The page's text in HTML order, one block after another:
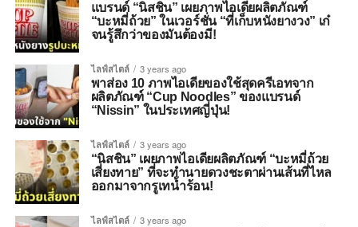
แบรนด์ “นิสชิน” เผยภาพไอเดียผลิตภัณฑ์
“บะหมี่ถ้วย” ในเวอร์ชั่น “ที่เก็บหนังยางวง” เก๋
จนรู้สึกว่าของมันต้องมี!
ไลฟ์สไตล์ 3 years ago
พาส่อง 10 ภาพไอเดียของใช้สุดครีเอทจาก
ผลิตภัณฑ์ “Cup Noodles” ของแบรนด์
“Nissin” ในประเทศญี่ปุ่น!
ไลฟ์สไตล์ 3 years ago
“นิสชิน” เผยภาพไอเดียผลิตภัณฑ์ “บะหมี่ถ้วย
เสี่ยงทาย” ที่จะทำนายดวงชะตาผ่านเส้นที่ไหล
ออกมาจากรูเทน้ำร้อน!
ไลฟ์สไตล์ 3 years ago